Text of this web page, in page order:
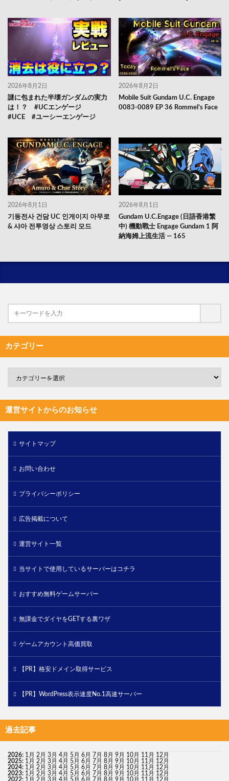
2026年8月2日
謎に包まれた半壊ガンダムの実力
は！？ #UCエンゲージ
#UCE #ユーシーエンゲージ
2026年8月2日
Mobile Suit Gundam U.C. Engage
0083-0089 EP 36 Rommel’s Face
2026年8月1日
기동전사 건담 UC 인게이지 아무로
& 샤아 전투영상 스토리 모드
2026年8月1日
Gundam U.C.Engage (日語香港繁
中) 機動戰士 Engage Gundam 1 阿
納海姆上流生活 — 165
カテゴリー
運営サイトからのお知らせ
サイトマップ
お問い合わせ
プライバシーポリシー
広告掲載について
運営サイト一覧
当サイトで使用しているサーバーはコチラ
おすすめ無料ゲームサーバー
無課金でダイヤをGETする裏ワザ
ゲームアカウント高価買取
【PR】格安ドメイン取得サービス
【PR】WordPress表示速度No.1高速サーバー
過去記事
2026: 1月 2月 3月 4月 5月 6月 7月 8月 9月 10月 11月 12月
2025: 1月 2月 3月 4月 5月 6月 7月 8月 9月 10月 11月 12月
2024: 1月 2月 3月 4月 5月 6月 7月 8月 9月 10月 11月 12月
2023: 1月 2月 3月 4月 5月 6月 7月 8月 9月 10月 11月 12月
2022: 1月 2月 3月 4月 5月 6月 7月 8月 9月 10月 11月 12月